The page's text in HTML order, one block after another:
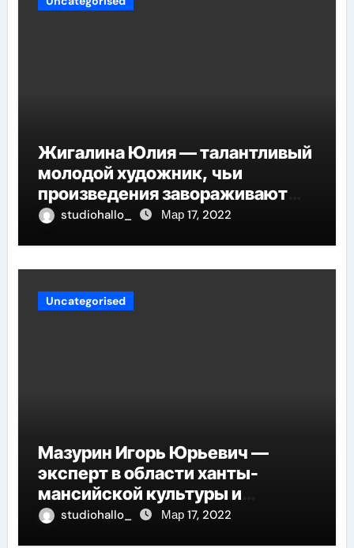
Жигалина Юлия — талантливый
молодой художник, чьи
произведения завораживают
своей искренностью и
глубины человеческой
сущности
studiohallo_ Мар 17, 2022
Uncategorised
Мазурин Игорь Юрьевич —
эксперт в области ханты-
мансийской культуры и
искусства, рассказываем о его
studiohallo_ Мар 17, 2022